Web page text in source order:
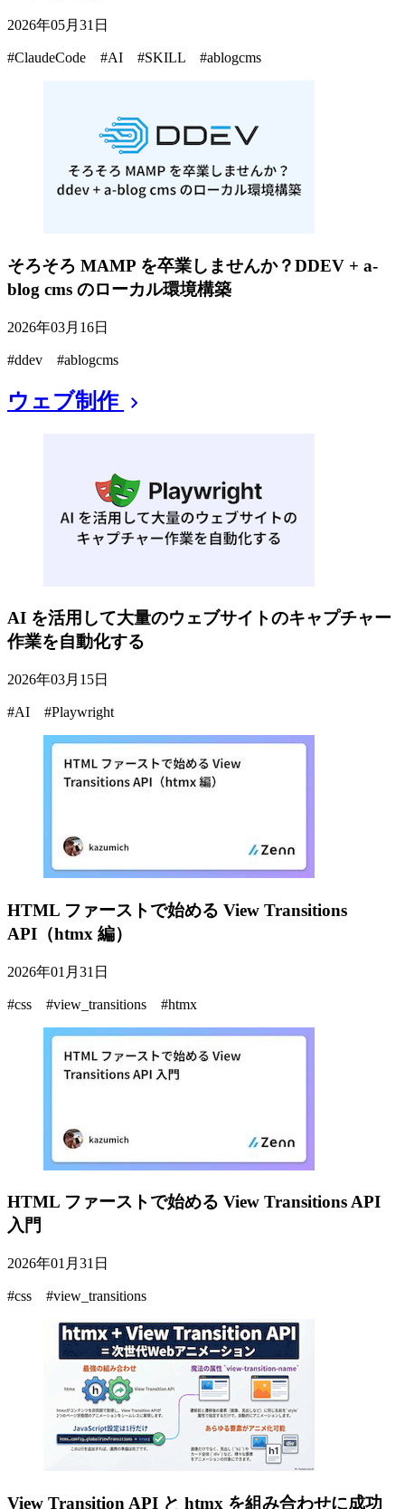
2026年05月31日
#ClaudeCode #AI #SKILL #ablogcms
そろそろ MAMP を卒業しませんか？DDEV + a-
blog cms のローカル環境構築
2026年03月16日
#ddev #ablogcms
ウェブ制作 chevron_right
AI を活用して大量のウェブサイトのキャプチャー
作業を自動化する
2026年03月15日
#AI #Playwright
HTML ファーストで始める View Transitions
API（htmx 編）
2026年01月31日
#css #view_transitions #htmx
HTML ファーストで始める View Transitions API
入門
2026年01月31日
#css #view_transitions
View Transition API と htmx を組み合わせに成功